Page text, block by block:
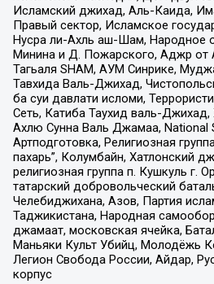
Исламский джихад, Аль-Каида,
Правый сектор, Исламское
Нусра ли-Ахль аш-Шам, Народное
Минина и Д. Пожарского, Аджр от
Тагьаля SHAM, АУМ Синрике,
Тавхида Валь-Джихад,
ба суи давлати исломи,
Сеть, Катиба Таухид валь-
Ахлю Сунна Валь Джамаа, National
Артподготовка, Религиозная
пахарь”, Колумбайн, Хатлонский
религиозная группа п. Кушкуль г.
татарский добровольческий
Челебиджихана, Азов, Партия
Таджикистана, Народная
джамаат, московская ячейка,
Маньяки Культ Убийц, Молодёжь
Легион Свобода России, Айдар,
корпус